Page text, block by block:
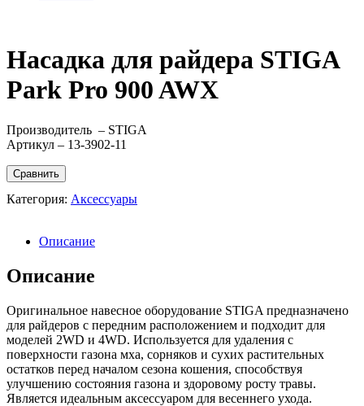
Насадка для райдера STIGA
Park Pro 900 AWX
Производитель – STIGA
Артикул – 13-3902-11
Сравнить
Категория: Аксессуары
Описание
Описание
Оригинальное навесное оборудование STIGA предназначено
для райдеров с передним расположением и подходит для
моделей 2WD и 4WD. Используется для удаления с
поверхности газона мха, сорняков и сухих растительных
остатков перед началом сезона кошения, способствуя
улучшению состояния газона и здоровому росту травы.
Является идеальным аксессуаром для весеннего ухода.